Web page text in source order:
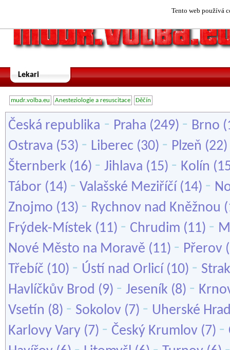
Tento web používá
Lekari
mudr.volba.eu Anesteziologie a resuscitace Děčín
Česká republika - Praha (249) - Brno
Ostrava (53) - Liberec (30) - Plzeň (22)
Šternberk (16) - Jihlava (15) - Kolín
Tábor (14) - Valašské Meziříčí (14) -
Znojmo (13) - Rychnov nad Kněžnou
Frýdek-Místek (11) - Chrudim (11) -
Nové Město na Moravě (11) - Přerov
Třebíč (10) - Ústí nad Orlicí (10) -
Havlíčkův Brod (9) - Jeseník (8) -
Vsetín (8) - Sokolov (7) - Uherské
Karlovy Vary (7) - Český Krumlov (7) -